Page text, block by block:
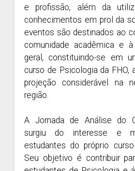
e profissão, além da
conhecimentos em prol da
eventos são destinados ao
comunidade acadêmica e
geral, constituindo-se em
curso de Psicologia da FHO,
projeção considerável na
região.
A Jornada de Análise do
surgiu do interesse e
estudantes do próprio
Seu objetivo é contribuir